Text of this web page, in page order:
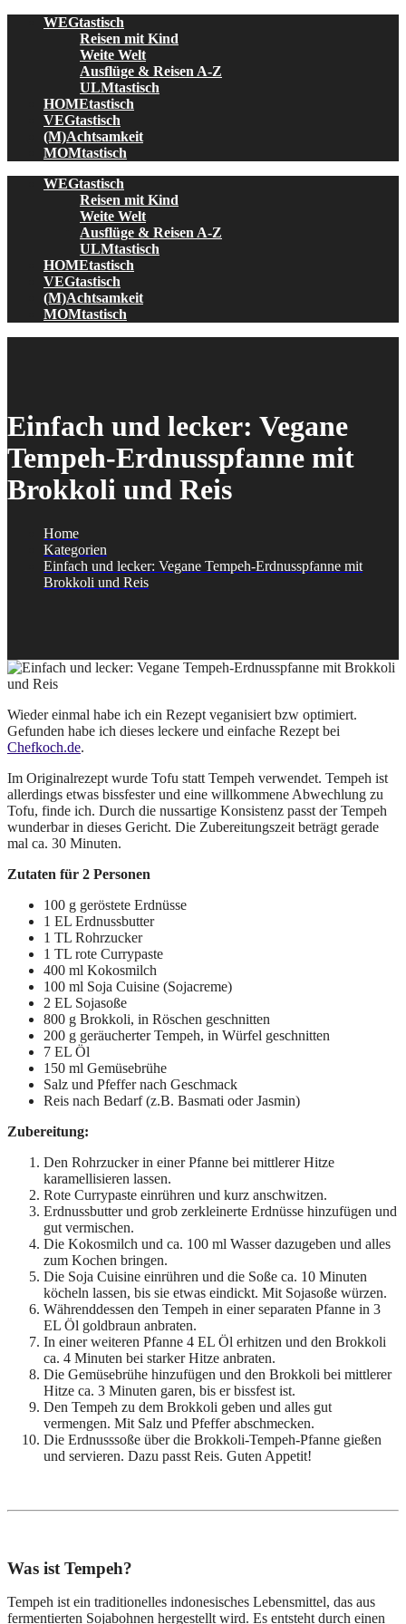
WEGtastisch
Reisen mit Kind
Weite Welt
Ausflüge & Reisen A-Z
ULMtastisch
HOMEtastisch
VEGtastisch
(M)Achtsamkeit
MOMtastisch
WEGtastisch
Reisen mit Kind
Weite Welt
Ausflüge & Reisen A-Z
ULMtastisch
HOMEtastisch
VEGtastisch
(M)Achtsamkeit
MOMtastisch
Einfach und lecker: Vegane
Tempeh-Erdnusspfanne mit
Brokkoli und Reis
Home
Kategorien
Einfach und lecker: Vegane Tempeh-Erdnusspfanne mit
Brokkoli und Reis
Wieder einmal habe ich ein Rezept veganisiert bzw optimiert.
Gefunden habe ich dieses leckere und einfache Rezept bei
Chefkoch.de.
Im Originalrezept wurde Tofu statt Tempeh verwendet. Tempeh ist
allerdings etwas bissfester und eine willkommene Abwechlung zu
Tofu, finde ich. Durch die nussartige Konsistenz passt der Tempeh
wunderbar in dieses Gericht. Die Zubereitungszeit beträgt gerade
mal ca. 30 Minuten.
Zutaten für 2 Personen
100 g geröstete Erdnüsse
1 EL Erdnussbutter
1 TL Rohrzucker
1 TL rote Currypaste
400 ml Kokosmilch
100 ml Soja Cuisine (Sojacreme)
2 EL Sojasoße
800 g Brokkoli, in Röschen geschnitten
200 g geräucherter Tempeh, in Würfel geschnitten
7 EL Öl
150 ml Gemüsebrühe
Salz und Pfeffer nach Geschmack
Reis nach Bedarf (z.B. Basmati oder Jasmin)
Zubereitung:
Den Rohrzucker in einer Pfanne bei mittlerer Hitze
karamellisieren lassen.
Rote Currypaste einrühren und kurz anschwitzen.
Erdnussbutter und grob zerkleinerte Erdnüsse hinzufügen und
gut vermischen.
Die Kokosmilch und ca. 100 ml Wasser dazugeben und alles
zum Kochen bringen.
Die Soja Cuisine einrühren und die Soße ca. 10 Minuten
köcheln lassen, bis sie etwas eindickt. Mit Sojasoße würzen.
Währenddessen den Tempeh in einer separaten Pfanne in 3
EL Öl goldbraun anbraten.
In einer weiteren Pfanne 4 EL Öl erhitzen und den Brokkoli
ca. 4 Minuten bei starker Hitze anbraten.
Die Gemüsebrühe hinzufügen und den Brokkoli bei mittlerer
Hitze ca. 3 Minuten garen, bis er bissfest ist.
Den Tempeh zu dem Brokkoli geben und alles gut
vermengen. Mit Salz und Pfeffer abschmecken.
Die Erdnusssoße über die Brokkoli-Tempeh-Pfanne gießen
und servieren. Dazu passt Reis. Guten Appetit!
Was ist Tempeh?
Tempeh ist ein traditionelles indonesisches Lebensmittel, das aus
fermentierten Sojabohnen hergestellt wird. Es entsteht durch einen